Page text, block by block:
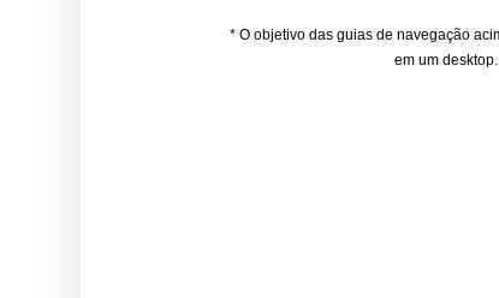
* O objetivo das guias de navegação
em um